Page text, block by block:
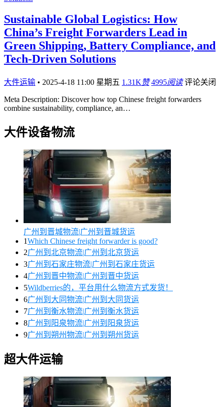
Sustainable Global Logistics: How
China’s Freight Forwarders Lead in
Green Shipping, Battery Compliance, and
Tech-Driven Solutions
大件运输 • 2025-4-18 11:00 星期五 1.31K赞 4995阅读 评论关闭
Meta Description: Discover how top Chinese freight forwarders
combine sustainability, compliance, an…
大件设备物流
广州到晋城物流|广州到晋城货运
1Which Chinese freight forwarder is good?
2广州到北京物流|广州到北京货运
3广州到石家庄物流|广州到石家庄货运
4广州到晋中物流|广州到晋中货运
5Wildberries的，平台用什么物流方式发货！
6广州到大同物流|广州到大同货运
7广州到衡水物流|广州到衡水货运
8广州到阳泉物流|广州到阳泉货运
9广州到朔州物流|广州到朔州货运
超大件运输